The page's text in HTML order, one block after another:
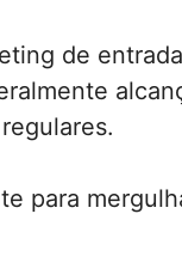
de
para